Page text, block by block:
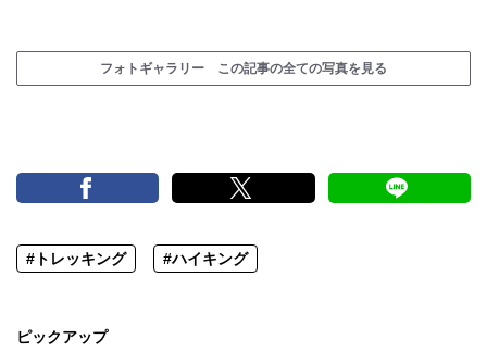
フォトギャラリー この記事の全ての写真を見る
#トレッキング #ハイキング
ピックアップ